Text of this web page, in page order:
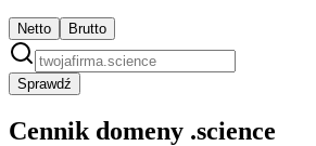
Netto Brutto
Sprawdź
Cennik domeny .science